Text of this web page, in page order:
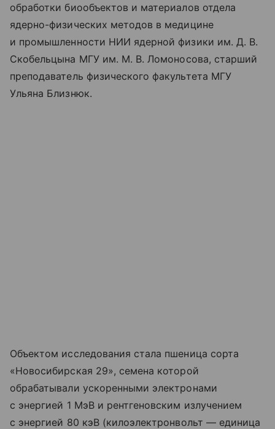
обработки биообъектов и материалов отдела
ядерно-физических методов в медицине
и промышленности НИИ ядерной физики им. Д. В.
Скобельцына МГУ им. М. В. Ломоносова, старший
преподаватель физического факультета МГУ
Ульяна Близнюк.
Объектом исследования стала пшеница сорта
«Новосибирская 29», семена которой
обрабатывали ускоренными электронами
с энергией 1 МэВ и рентгеновским излучением
с энергией 80 кэВ (килоэлектронвольт — единица